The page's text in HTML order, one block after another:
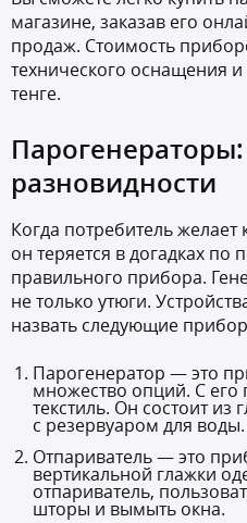
магазине, заказав его
продаж. Стоимость
технического оснащения и
тенге.
разновидности
Когда потребитель желает
он теряется в догадках по
правильного прибора.
не только утюги.
назвать следующие
Парогенератор — это
множество опций. С
текстиль. Он состоит из
с резервуаром для воды.
Отпариватель — это
вертикальной глажки
отпариватель,
шторы и вымыть окна.